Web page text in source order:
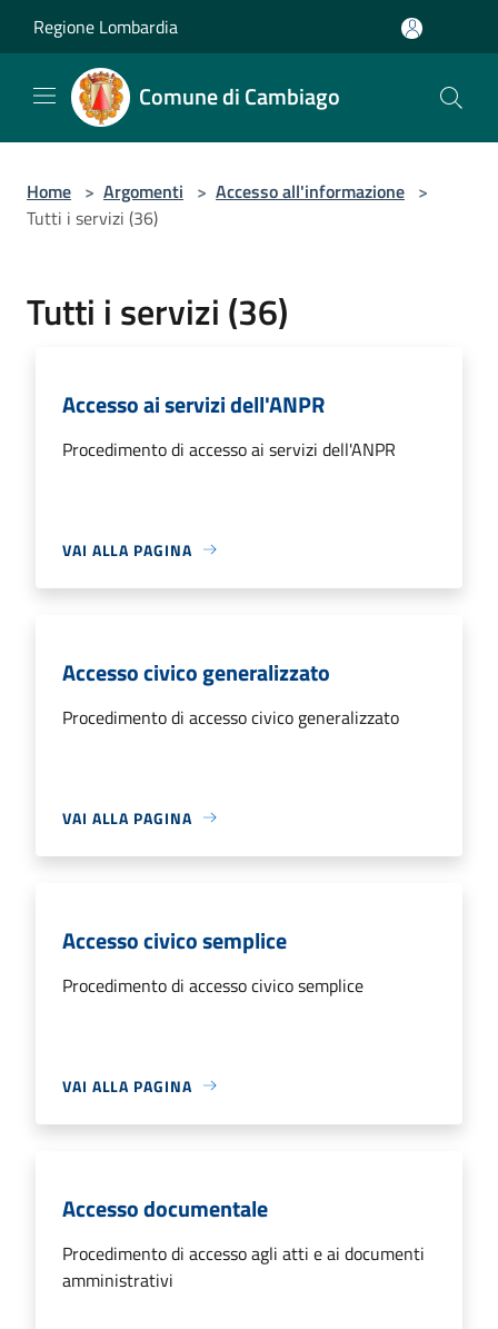
Regione Lombardia
Comune di Cambiago
Home > Argomenti > Accesso all'informazione >
Tutti i servizi (36)
Tutti i servizi (36)
Accesso ai servizi dell'ANPR
Procedimento di accesso ai servizi dell'ANPR
VAI ALLA PAGINA
Accesso civico generalizzato
Procedimento di accesso civico generalizzato
VAI ALLA PAGINA
Accesso civico semplice
Procedimento di accesso civico semplice
VAI ALLA PAGINA
Accesso documentale
Procedimento di accesso agli atti e ai documenti
amministrativi